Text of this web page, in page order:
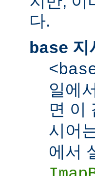
다.
base 지
일에
면 이
시어
에서